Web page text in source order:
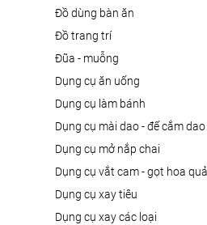
đồ dùng bàn ăn
đồ trang trí
đũa - muỗng
dụng cụ ăn uống
dụng cụ làm bánh
dụng cụ mài dao - đế cắm dao
dụng cụ mở nắp chai
dụng cụ vắt cam - gọt hoa quả
dụng cụ xay tiêu
dụng cụ xay các loại